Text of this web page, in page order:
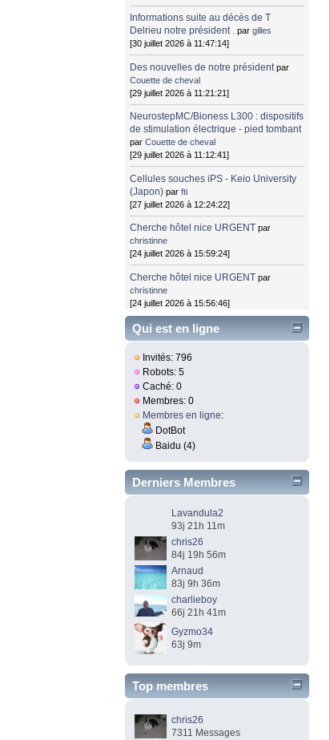
Informations suite au décès de T
Delrieu notre président . pargilles
[30 juillet 2026 à 11:47:14]
Des nouvelles de notre président par
Couette de cheval
[29 juillet 2026 à 11:21:21]
NeurostepMC/Bioness L300 : dispositifs
de stimulation électrique - pied tombant
parCouette de cheval
[29 juillet 2026 à 11:12:41]
Cellules souches iPS - Keio University
(Japon) parfti
[27 juillet 2026 à 12:24:22]
Cherche hôtel nice URGENT par
christinne
[24 juillet 2026 à 15:59:24]
Cherche hôtel nice URGENT par
christinne
[24 juillet 2026 à 15:56:46]
Qui est en ligne
Invités: 796
Robots: 5
Caché: 0
Membres: 0
Membres en ligne:
DotBot
Baidu (4)
Derniers Membres
Lavandula2
93j 21h 11m
chris26
84j 19h 56m
Arnaud
83j 9h 36m
charlieboy
66j 21h 41m
Gyzmo34
63j 9m
Top membres
chris26
7311 Messages